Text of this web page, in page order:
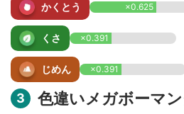
かくとう ×0.625
くさ ×0.391
じめん ×0.391
3 色違いメガボーマ